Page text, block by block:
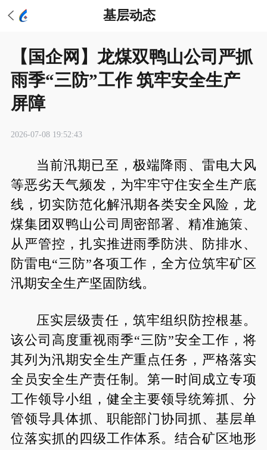
基层动态
【国企网】龙煤双鸭山公司严抓
雨季“三防”工作 筑牢安全生产
屏障
2026-07-08 19:52:43
当前汛期已至，极端降雨、雷电大风
等恶劣天气频发，为牢牢守住安全生产底
线，切实防范化解汛期各类安全风险，龙
煤集团双鸭山公司周密部署、精准施策、
从严管控，扎实推进雨季防洪、防排水、
防雷电“三防”各项工作，全方位筑牢矿区
汛期安全生产坚固防线。
压实层级责任，筑牢组织防控根基。
该公司高度重视雨季“三防”安全工作，将
其列为汛期安全生产重点任务，严格落实
全员安全生产责任制。第一时间成立专项
工作领导小组，健全主要领导统筹抓、分
管领导具体抓、职能部门协同抓、基层单
位落实抓的四级工作体系。结合矿区地形